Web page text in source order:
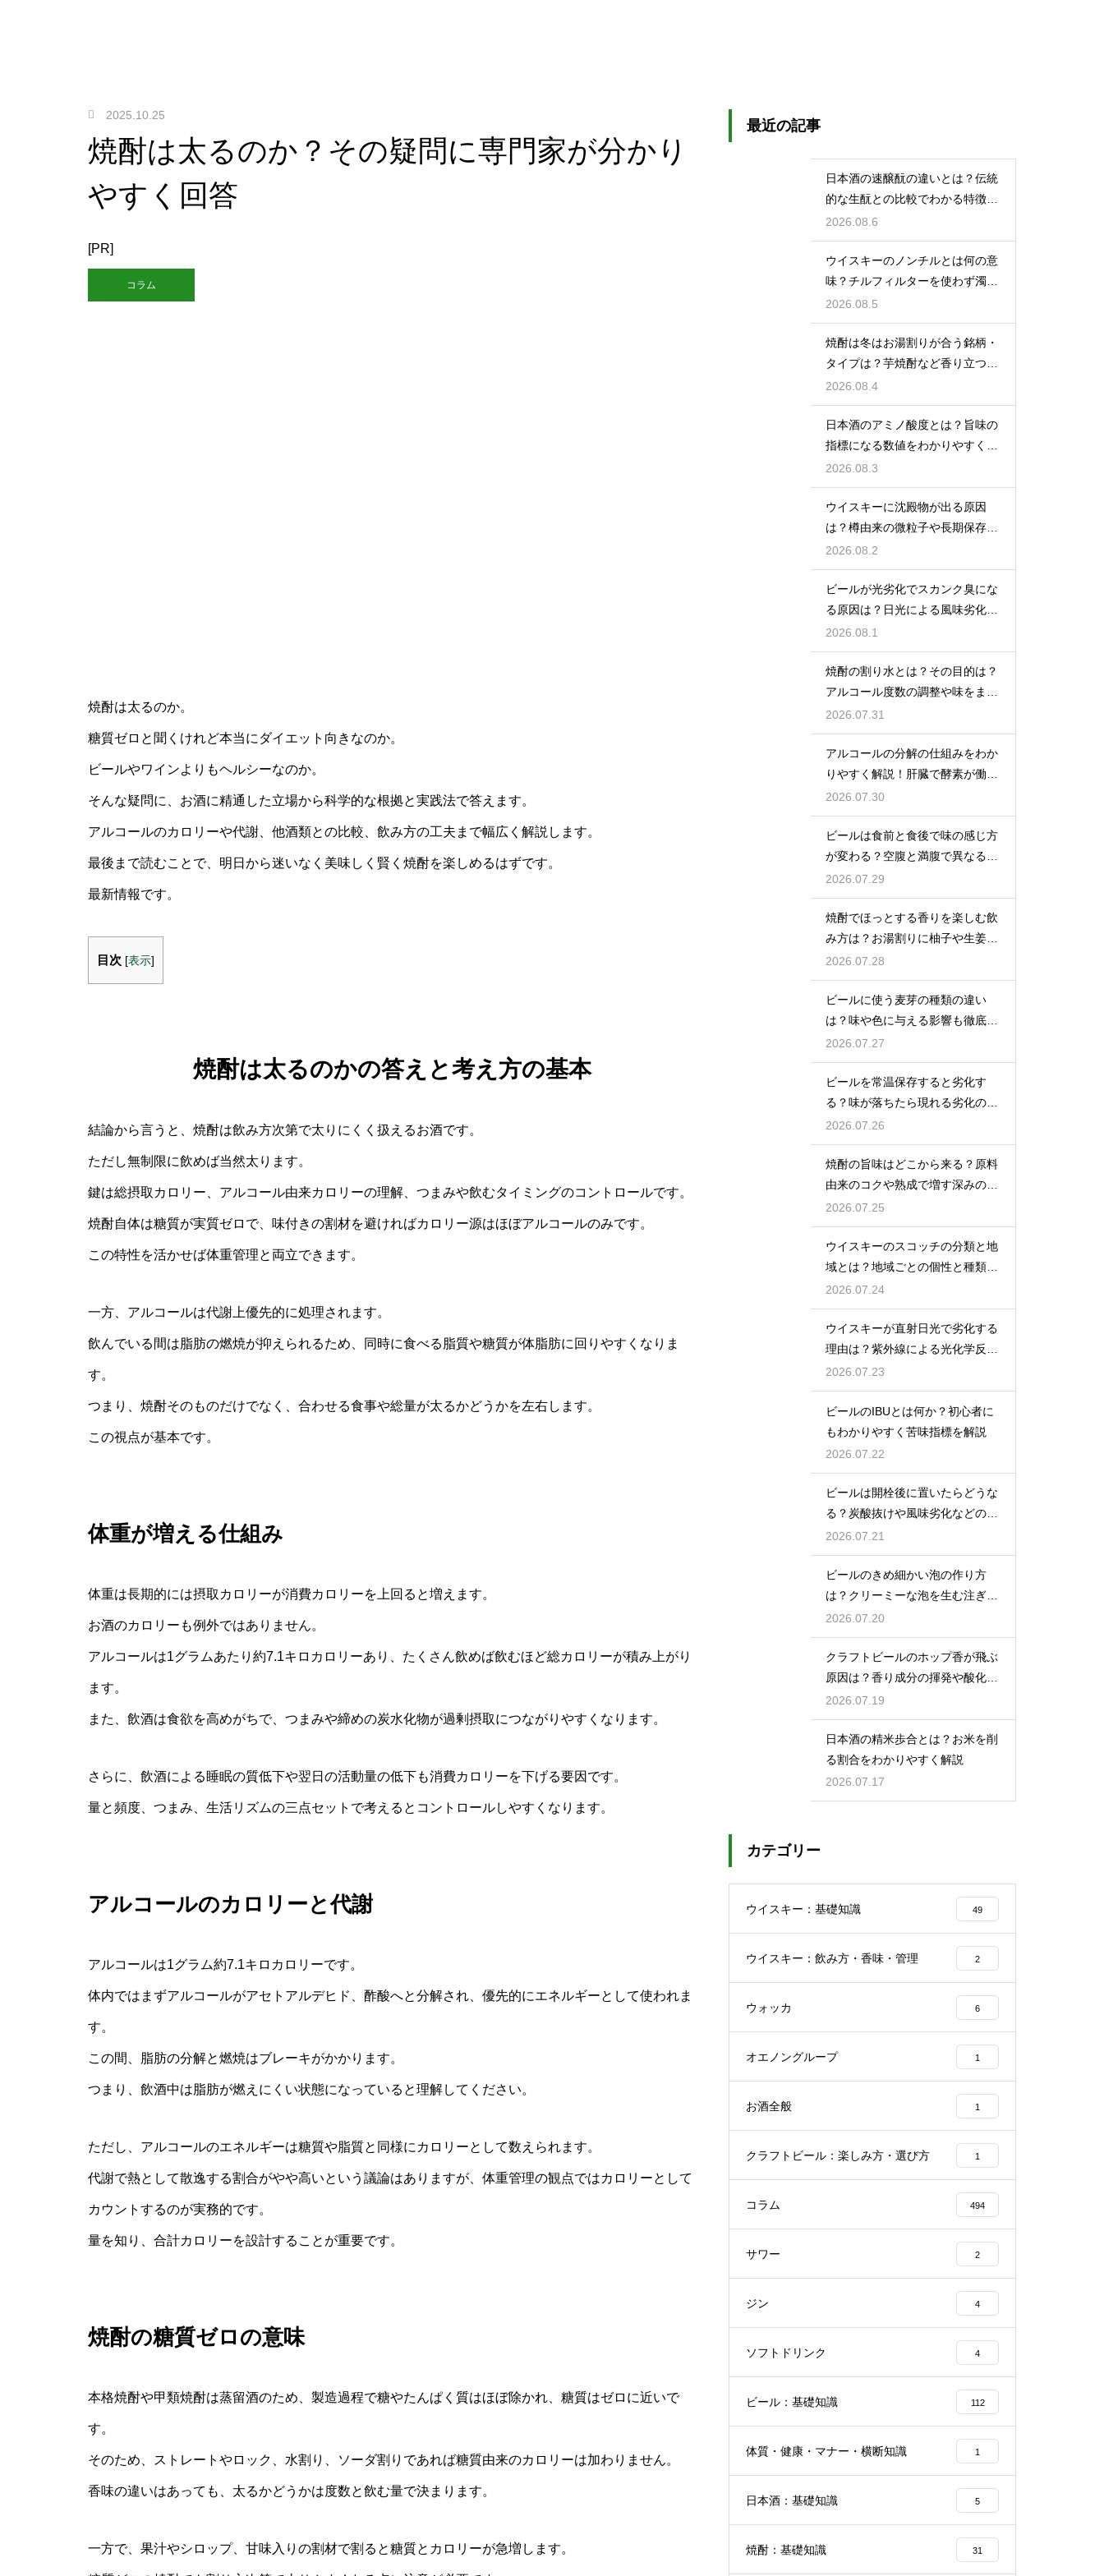
2025.10.25
焼酎は太るのか？その疑問に専門家が分かり
やすく回答
[PR]
コラム
焼酎は太るのか。
糖質ゼロと聞くけれど本当にダイエット向きなのか。
ビールやワインよりもヘルシーなのか。
そんな疑問に、お酒に精通した立場から科学的な根拠と実践法で答えます。
アルコールのカロリーや代謝、他酒類との比較、飲み方の工夫まで幅広く解説します。
最後まで読むことで、明日から迷いなく美味しく賢く焼酎を楽しめるはずです。
最新情報です。
目次 [表示]
焼酎は太るのかの答えと考え方の基本
結論から言うと、焼酎は飲み方次第で太りにくく扱えるお酒です。
ただし無制限に飲めば当然太ります。
鍵は総摂取カロリー、アルコール由来カロリーの理解、つまみや飲むタイミングのコントロールです。
焼酎自体は糖質が実質ゼロで、味付きの割材を避ければカロリー源はほぼアルコールのみです。
この特性を活かせば体重管理と両立できます。
一方、アルコールは代謝上優先的に処理されます。
飲んでいる間は脂肪の燃焼が抑えられるため、同時に食べる脂質や糖質が体脂肪に回りやすくなりま
す。
つまり、焼酎そのものだけでなく、合わせる食事や総量が太るかどうかを左右します。
この視点が基本です。
体重が増える仕組み
体重は長期的には摂取カロリーが消費カロリーを上回ると増えます。
お酒のカロリーも例外ではありません。
アルコールは1グラムあたり約7.1キロカロリーあり、たくさん飲めば飲むほど総カロリーが積み上がり
ます。
また、飲酒は食欲を高めがちで、つまみや締めの炭水化物が過剰摂取につながりやすくなります。
さらに、飲酒による睡眠の質低下や翌日の活動量の低下も消費カロリーを下げる要因です。
量と頻度、つまみ、生活リズムの三点セットで考えるとコントロールしやすくなります。
アルコールのカロリーと代謝
アルコールは1グラム約7.1キロカロリーです。
体内ではまずアルコールがアセトアルデヒド、酢酸へと分解され、優先的にエネルギーとして使われま
す。
この間、脂肪の分解と燃焼はブレーキがかかります。
つまり、飲酒中は脂肪が燃えにくい状態になっていると理解してください。
ただし、アルコールのエネルギーは糖質や脂質と同様にカロリーとして数えられます。
代謝で熱として散逸する割合がやや高いという議論はありますが、体重管理の観点ではカロリーとして
カウントするのが実務的です。
量を知り、合計カロリーを設計することが重要です。
焼酎の糖質ゼロの意味
本格焼酎や甲類焼酎は蒸留酒のため、製造過程で糖やたんぱく質はほぼ除かれ、糖質はゼロに近いで
す。
そのため、ストレートやロック、水割り、ソーダ割りであれば糖質由来のカロリーは加わりません。
香味の違いはあっても、太るかどうかは度数と飲む量で決まります。
一方で、果汁やシロップ、甘味入りの割材で割ると糖質とカロリーが急増します。
最近の記事
日本酒の速醸酛の違いとは？伝統
的な生酛との比較でわかる特徴を
解説
2026.08.6
ウイスキーのノンチルとは何の意
味？チルフィルターを使わず濁り
をあえて残す製法
2026.08.5
焼酎は冬はお湯割りが合う銘柄・
タイプは？芋焼酎など香り立つ本
格焼酎で体が温まる
2026.08.4
日本酒のアミノ酸度とは？旨味の
指標になる数値をわかりやすく解
説
2026.08.3
ウイスキーに沈殿物が出る原因
は？樽由来の微粒子や長期保存で
成分が析出するため
2026.08.2
ビールが光劣化でスカンク臭にな
る原因は？日光による風味劣化を
解説
2026.08.1
焼酎の割り水とは？その目的は？
アルコール度数の調整や味をまろ
やかにする効果を解説
2026.07.31
アルコールの分解の仕組みをわか
りやすく解説！肝臓で酵素が働き
アセトアルデヒドに変化して無害
化
2026.07.30
ビールは食前と食後で味の感じ方
が変わる？空腹と満腹で異なる味
覚の感じ方を解説
2026.07.29
焼酎でほっとする香りを楽しむ飲
み方は？お湯割りに柚子や生姜を
加えてリラックス効果を実感
2026.07.28
ビールに使う麦芽の種類の違い
は？味や色に与える影響も徹底解
説
2026.07.27
ビールを常温保存すると劣化す
る？味が落ちたら現れる劣化のサ
インを解説
2026.07.26
焼酎の旨味はどこから来る？原料
由来のコクや熟成で増す深みの秘
密を解説
2026.07.25
ウイスキーのスコッチの分類と地
域とは？地域ごとの個性と種類を
解説
2026.07.24
ウイスキーが直射日光で劣化する
理由は？紫外線による光化学反応
で風味が損なわれるため
2026.07.23
ビールのIBUとは何か？初心者に
もわかりやすく苦味指標を解説
2026.07.22
ビールは開栓後に置いたらどうな
る？炭酸抜けや風味劣化などの影
響を解説
2026.07.21
ビールのきめ細かい泡の作り方
は？クリーミーな泡を生む注ぎ方
のコツ
2026.07.20
クラフトビールのホップ香が飛ぶ
原因は？香り成分の揮発や酸化で
失われる理由を解説
2026.07.19
日本酒の精米歩合とは？お米を削
る割合をわかりやすく解説
2026.07.17
カテゴリー
ウイスキー：基礎知識 49
ウイスキー：飲み方・香味・管理 2
ウォッカ 6
オエノングループ 1
お酒全般 1
クラフトビール：楽しみ方・選び方 1
コラム 494
サワー 2
ジン 4
ソフトドリンク 4
ビール：基礎知識 112
体質・健康・マナー・横断知識 1
日本酒：基礎知識 5
焼酎：基礎知識 31